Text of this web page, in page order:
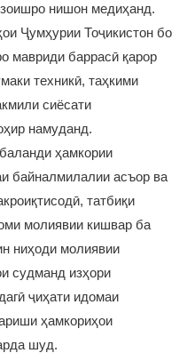
нишон медиҳанд.
Ҷумҳурии Тоҷикистон бо
мавриди баррасӣ қарор
техникӣ, таҳкими
сиёсати
намуданд.
ҳамкории
байналмилалии асъор ва
татбиқи
молиявии кишвар ба
ниҳоди молиявии
судманд изҳори
ҷиҳати идомаи
ҳамкориҳои
шуд.